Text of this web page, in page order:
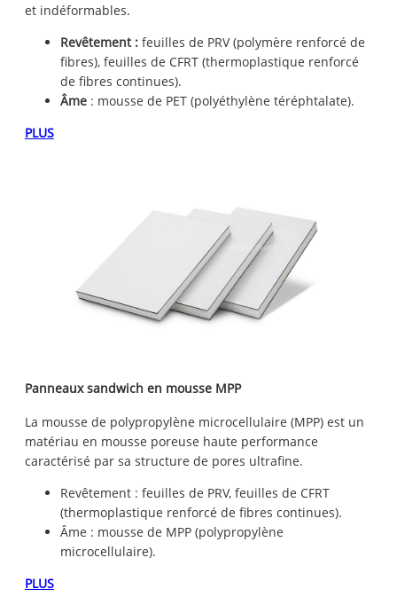
et indéformables.
Revêtement : feuilles de PRV (polymère renforcé de
fibres), feuilles de CFRT (thermoplastique renforcé
de fibres continues).
Âme : mousse de PET (polyéthylène téréphtalate).
PLUS
Panneaux sandwich en mousse MPP
La mousse de polypropylène microcellulaire (MPP) est un
matériau en mousse poreuse haute performance
caractérisé par sa structure de pores ultrafine.
Revêtement : feuilles de PRV, feuilles de CFRT
(thermoplastique renforcé de fibres continues).
Âme : mousse de MPP (polypropylène
microcellulaire).
PLUS